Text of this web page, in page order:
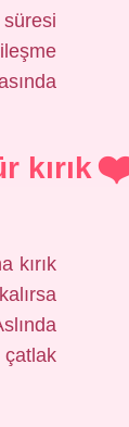
kırık
kırık